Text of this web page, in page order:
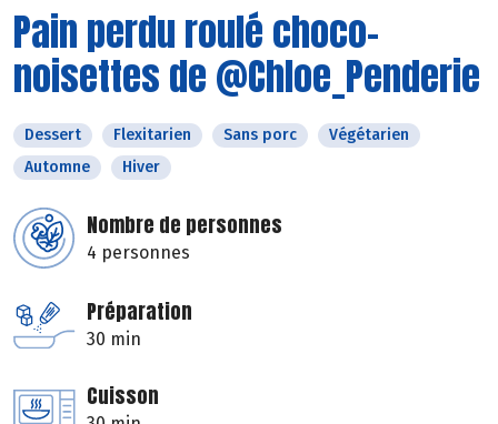
Pain perdu roulé choco-
noisettes de @Chloe_Penderie
Dessert Flexitarien Sans porc
Végétarien
Automne
Hiver
Nombre de personnes
4 personnes
Préparation
30 min
Cuisson